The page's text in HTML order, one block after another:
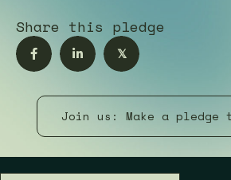
Share this pledge
𝕏
Join us: Make a pledge